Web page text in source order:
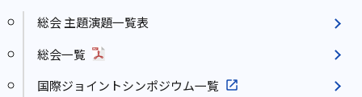
総会 主題演題一覧表
総会一覧
国際ジョイントシンポジウム一覧